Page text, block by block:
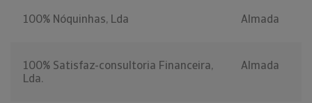
100% Nóquinhas, Lda Almada
100% Satisfaz-consultoria Financeira,
Lda.
Almada